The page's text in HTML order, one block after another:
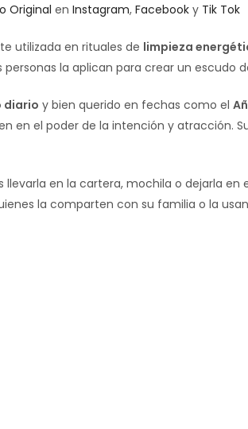
Original en Instagram, Facebook y Tik Tok
utilizada en rituales de limpieza
la aplican para crear un escudo
diario y bien querido en fechas como el
en el poder de la intención y atracción.
llevarla en la cartera, mochila o dejarla
la comparten con su familia o la